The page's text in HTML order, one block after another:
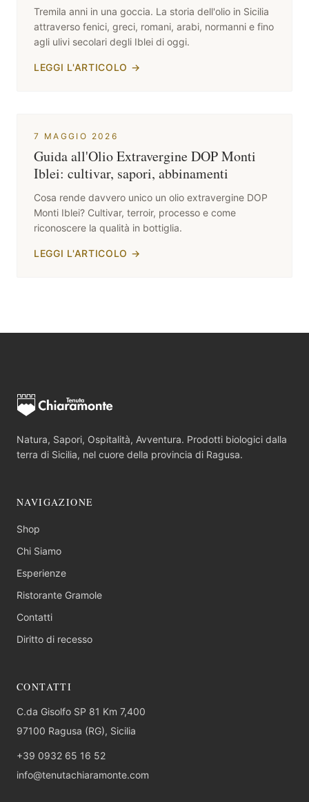
Tremila anni in una goccia. La storia dell'olio in Sicilia
attraverso fenici, greci, romani, arabi, normanni e fino
agli ulivi secolari degli Iblei di oggi.
LEGGI L'ARTICOLO →
7 MAGGIO 2026
Guida all'Olio Extravergine DOP Monti
Iblei: cultivar, sapori, abbinamenti
Cosa rende davvero unico un olio extravergine DOP
Monti Iblei? Cultivar, terroir, processo e come
riconoscere la qualità in bottiglia.
LEGGI L'ARTICOLO →
Natura, Sapori, Ospitalità, Avventura. Prodotti biologici dalla
terra di Sicilia, nel cuore della provincia di Ragusa.
NAVIGAZIONE
Shop
Chi Siamo
Esperienze
Ristorante Gramole
Contatti
Diritto di recesso
CONTATTI
C.da Gisolfo SP 81 Km 7,400
97100 Ragusa (RG), Sicilia
+39 0932 65 16 52
info@tenutachiaramonte.com